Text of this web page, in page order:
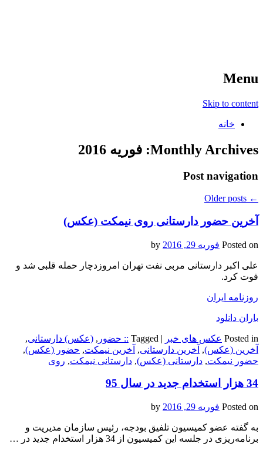
Menu
Skip to content
خانه
Monthly Archives: فوریه 2016
Post navigation
←
آخرین حضور دارستانی روی نیمکت (عکس)
Posted on فوریه 29, 2016
علی اکبر دارستانی مربی نفت تهران امروزدچار حمله قلبی شد و
فوت کرد.
روزنامه ایران
باران دانلود
Posted in عکس های خبر |
Tagged :: حضور , (عکس) دارستانی,
آخرین (عکس), آخرین دارستانی, آخرین نیمکت, حضور (عکس),
حضور نیمکت, دارستانی (عکس), دارستانی نیمکت, روی
34 هزار استخدام جدید در سال 95
Posted on فوریه 29, 2016
به گفته عضو کمیسیون تلفیق بودجه، رئیس سازمان مدیریت و
برنامه‌ریزی در جلسه این کمیسیون از 34 هزار استخدام جدید در …